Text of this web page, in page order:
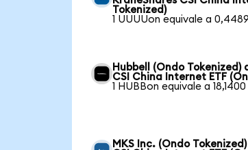
Tokenized)
1 UUUUon equivale a
Hubbell (Ondo Tokenized)
CSI China Internet ETF
1 HUBBon equivale a
MKS Inc. (Ondo